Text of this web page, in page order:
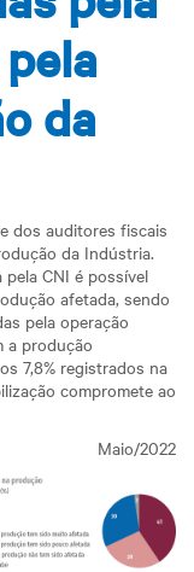
da
dos auditores fiscais
da Indústria.
CNI é possível
afetada, sendo
pela operação
a produção
7,8% registrados na
compromete ao
Maio/2022